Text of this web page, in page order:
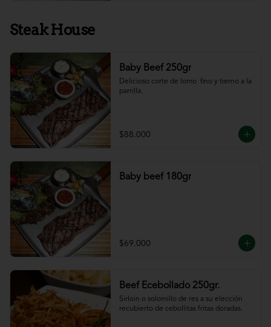
Steak House
Baby Beef 250gr
Delicioso corte de lomo  fino y tierno a la
parrilla.
$88.000
Baby beef 180gr
$69.000
Beef Ecebollado 250gr.
Sirloin o solomillo de res a su elección
recubierto de cebollitas fritas doradas.